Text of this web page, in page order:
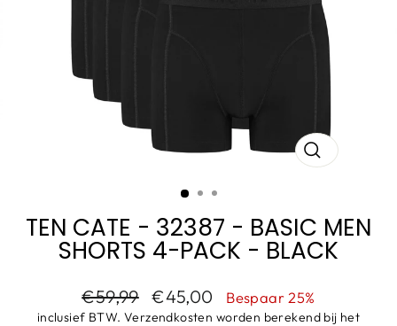
SLUIT
TEN CATE - 32387 - BASIC MEN
SHORTS 4-PACK - BLACK
Adviesprijs
€59,99 Aanbiedingsprijs
€45,00 Bespaar 25%
inclusief BTW. Verzendkosten worden berekend bij het